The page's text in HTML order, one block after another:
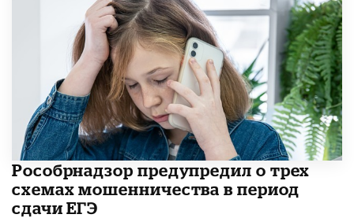
Рособрнадзор предупредил о трех
схемах мошенничества в период
сдачи ЕГЭ